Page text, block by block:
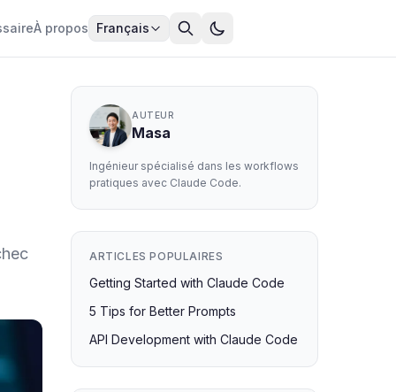
À propos Français
AUTEUR
Masa
Ingénieur spécialisé dans les workflows
pratiques avec Claude Code.
ARTICLES POPULAIRES
Getting Started with Claude Code
5 Tips for Better Prompts
API Development with Claude Code